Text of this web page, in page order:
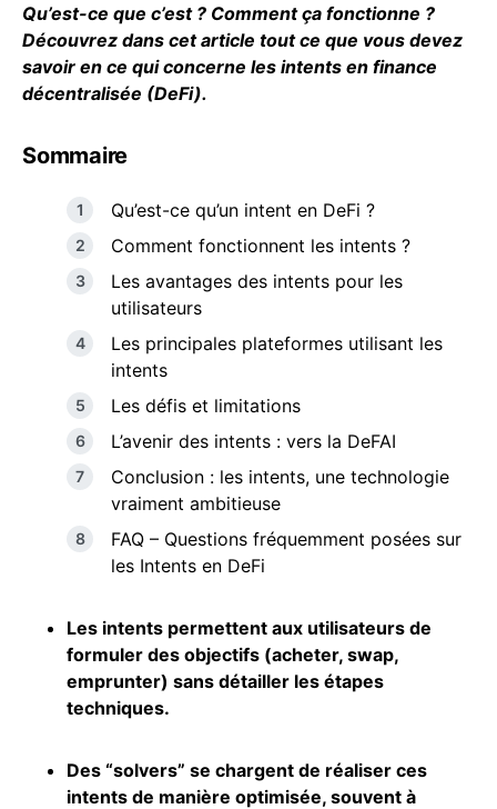
Qu’est-ce que c’est ? Comment ça fonctionne ?
Découvrez dans cet article tout ce que vous devez
savoir en ce qui concerne les intents en finance
décentralisée (DeFi).
Sommaire
Qu’est-ce qu’un intent en DeFi ?
Comment fonctionnent les intents ?
Les avantages des intents pour les
utilisateurs
Les principales plateformes utilisant les
intents
Les défis et limitations
L’avenir des intents : vers la DeFAI
Conclusion : les intents, une technologie
vraiment ambitieuse
FAQ – Questions fréquemment posées sur
les Intents en DeFi
Les intents permettent aux utilisateurs de
formuler des objectifs (acheter, swap,
emprunter) sans détailler les étapes
techniques.
Des “solvers” se chargent de réaliser ces
intents de manière optimisée, souvent à